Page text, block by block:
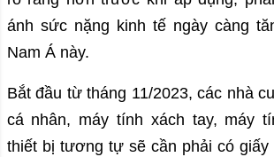
ánh sức nặng kinh tế ngày càng
Nam Á này.
Bắt đầu từ tháng 11/2023, các nhà
cá nhân, máy tính xách tay, máy
thiết bị tương tự sẽ cần phải có giấy